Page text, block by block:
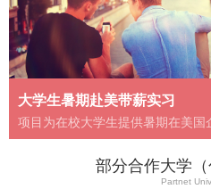
大学生暑期赴美带薪实习
项目为在校大学生提供暑期在美国
部分合作大学（
Partnet